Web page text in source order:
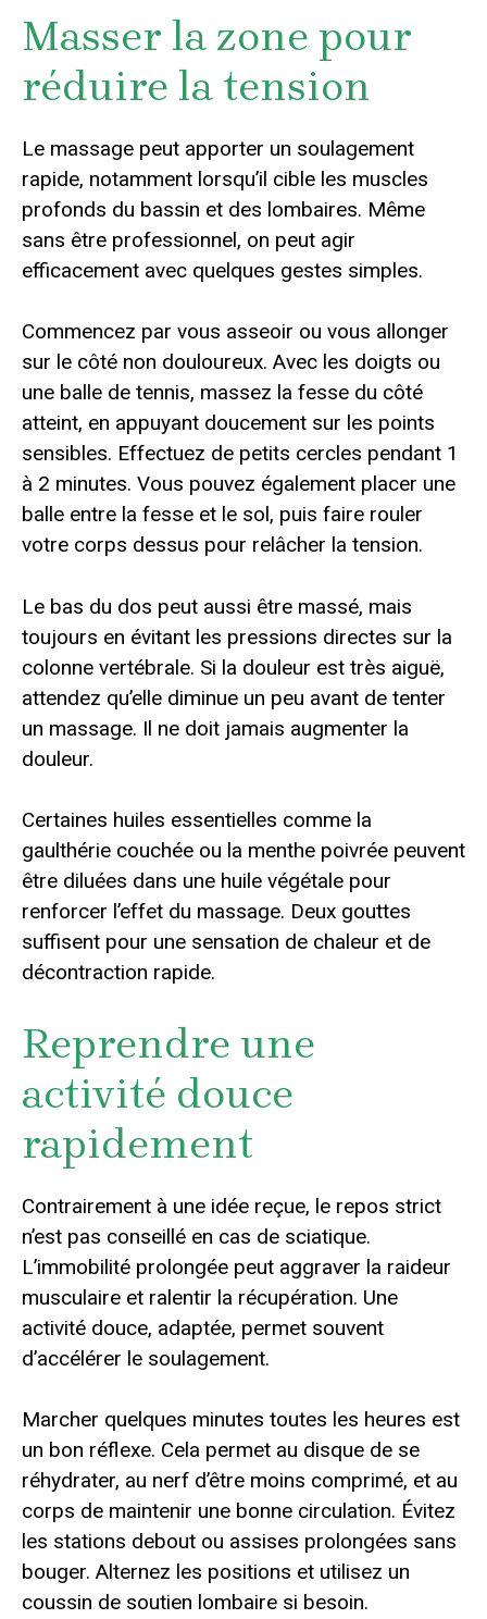
Masser la zone pour
réduire la tension
Le massage peut apporter un soulagement
rapide, notamment lorsqu’il cible les muscles
profonds du bassin et des lombaires. Même
sans être professionnel, on peut agir
efficacement avec quelques gestes simples.
Commencez par vous asseoir ou vous allonger
sur le côté non douloureux. Avec les doigts ou
une balle de tennis, massez la fesse du côté
atteint, en appuyant doucement sur les points
sensibles. Effectuez de petits cercles pendant 1
à 2 minutes. Vous pouvez également placer une
balle entre la fesse et le sol, puis faire rouler
votre corps dessus pour relâcher la tension.
Le bas du dos peut aussi être massé, mais
toujours en évitant les pressions directes sur la
colonne vertébrale. Si la douleur est très aiguë,
attendez qu’elle diminue un peu avant de tenter
un massage. Il ne doit jamais augmenter la
douleur.
Certaines huiles essentielles comme la
gaulthérie couchée ou la menthe poivrée peuvent
être diluées dans une huile végétale pour
renforcer l’effet du massage. Deux gouttes
suffisent pour une sensation de chaleur et de
décontraction rapide.
Reprendre une
activité douce
rapidement
Contrairement à une idée reçue, le repos strict
n’est pas conseillé en cas de sciatique.
L’immobilité prolongée peut aggraver la raideur
musculaire et ralentir la récupération. Une
activité douce, adaptée, permet souvent
d’accélérer le soulagement.
Marcher quelques minutes toutes les heures est
un bon réflexe. Cela permet au disque de se
réhydrater, au nerf d’être moins comprimé, et au
corps de maintenir une bonne circulation. Évitez
les stations debout ou assises prolongées sans
bouger. Alternez les positions et utilisez un
coussin de soutien lombaire si besoin.